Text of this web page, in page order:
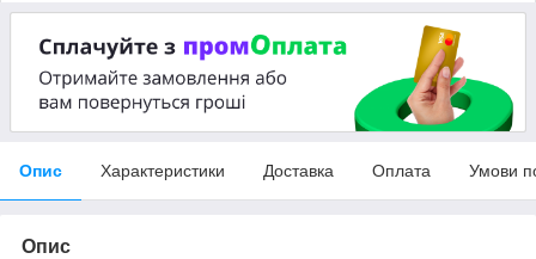
Опис Характеристики Доставка Оплата Умови
Опис